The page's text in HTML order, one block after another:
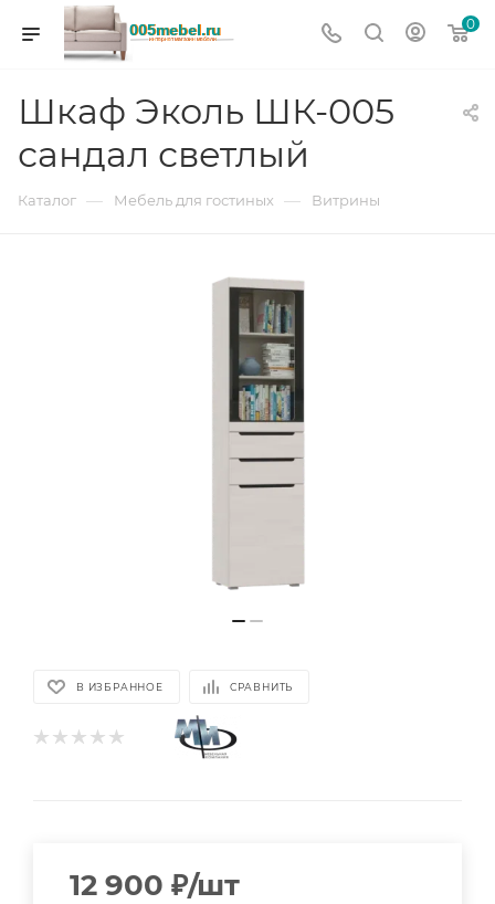
0
Шкаф Эколь ШК-005
сандал светлый
Каталог — Мебель для гостиных — Витрины
В ИЗБРАННОЕ СРАВНИТЬ
12 900 ₽/шт